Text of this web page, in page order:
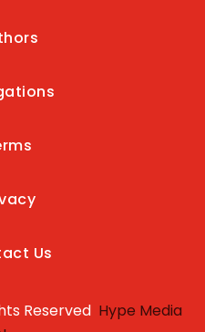
Us
Reserved Hype Media